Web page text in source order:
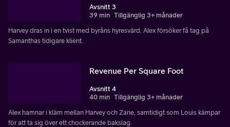
Avsnitt 3
39 min Tillgänglig 3+ månader
Harvey dras in i en tvist med byråns hyresvärd. Alex försöker få tag på
Samanthas tidigare klient.
Revenue Per Square Foot
Avsnitt 4
40 min Tillgänglig 3+ månader
Alex hamnar i kläm mellan Harvey och Zane, samtidigt som Louis kämpar
för att ta sig över ett chockerande bakslag.